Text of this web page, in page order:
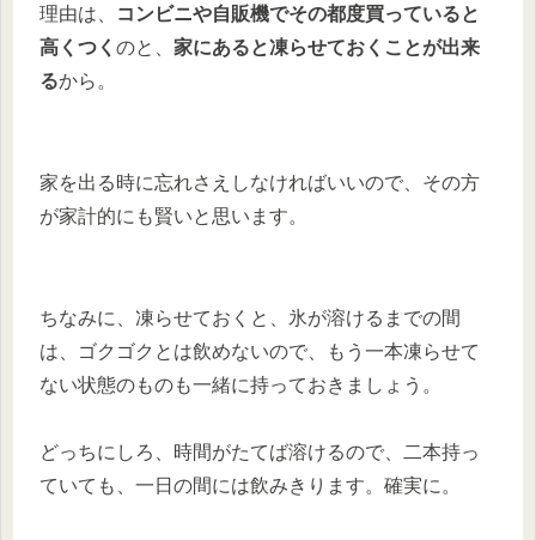
理由は、
コンビニや自販機でその都度買っていると
高くつく のと、 家にあると凍らせておくことが出来
るから。
家を出る時に忘れさえしなければいいので、その方
が家計的にも賢いと思います。
ちなみに、凍らせておくと、氷が溶けるまでの間
は、ゴクゴクとは飲めないので、もう一本凍らせて
ない状態のものも一緒に持っておきましょう。
どっちにしろ、時間がたてば溶けるので、二本持っ
ていても、一日の間には飲みきります。確実に。